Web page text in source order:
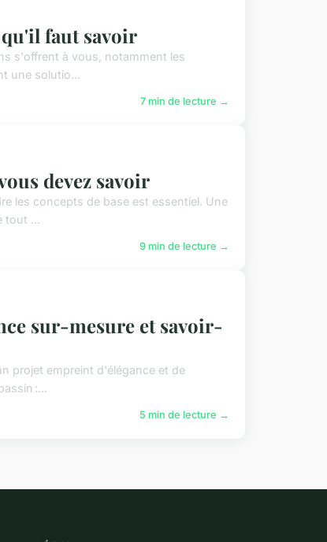
faut savoir
s'offrent à vous, notamment les
une solutio...
7 min de lecture →
devez savoir
les concepts de base est essentiel. Une
tout ...
9 min de lecture →
sur-mesure et savoir-
projet empreint d'élégance et de
:...
5 min de lecture →